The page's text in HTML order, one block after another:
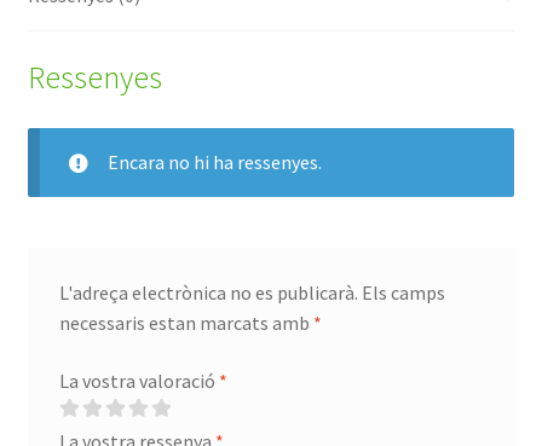
Ressenyes
Encara no hi ha ressenyes.
L'adreça electrònica no es publicarà. Els camps
necessaris estan marcats amb *
La vostra valoració *